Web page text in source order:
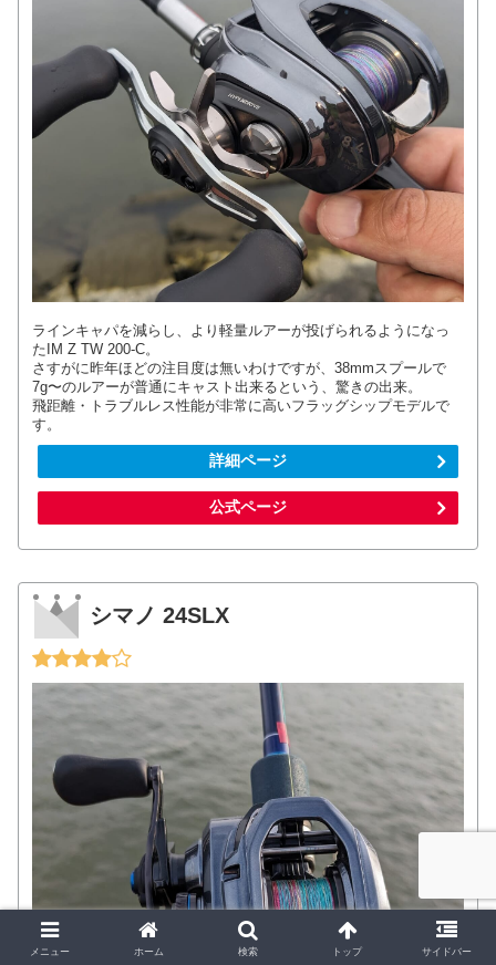
ラインキャパを減らし、より軽量ルアーが投げられるようになっ
たIM Z TW 200-C。
さすがに昨年ほどの注目度は無いわけですが、38mmスプールで
7g〜のルアーが普通にキャスト出来るという、驚きの出来。
飛距離・トラブルレス性能が非常に高いフラッグシップモデルで
す。
詳細ページ
公式ページ
シマノ 24SLX
メニュー ホーム 検索 トップ サイドバー